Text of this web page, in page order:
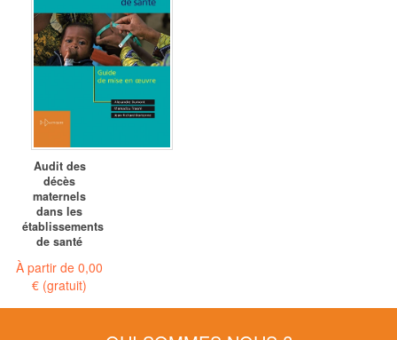
Audit des
décès
maternels
dans les
établissements
de santé
À partir de0,00
€ (gratuit)